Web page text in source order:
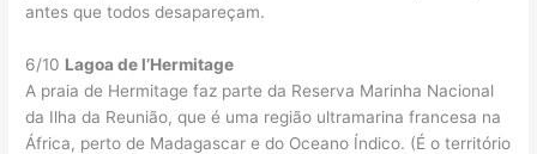
antes que todos desapareçam.
6/10 Lagoa de l’Hermitage
A praia de Hermitage faz parte da Reserva Marinha Nacional
da Ilha da Reunião, que é uma região ultramarina francesa na
África, perto de Madagascar e do Oceano Índico. (É o território